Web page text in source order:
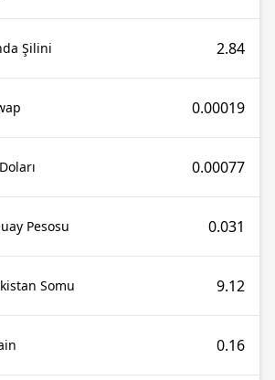
Şilini 2.84
0.00019
0.00077
Pesosu 0.031
Somu 9.12
0.16